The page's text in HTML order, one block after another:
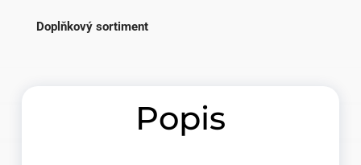
Doplňkový sortiment
Popis